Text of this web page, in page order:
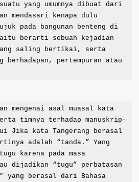
yang umumnya dibuat dari
mendasari kenapa dulu
pada bangunan benteng di
berarti sebuah kejadian
saling bertikai, serta
berhadapan, pertempuran atau
timnya terhadap manuskrip-
Jika kata Tangerang berasal
adalah “tanda.” Yang
karena pada masa
dijadikan “tugu” perbatasan
yang berasal dari Bahasa